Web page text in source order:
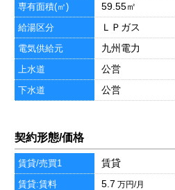
専有面積(㎡) 59.55㎡
給湯区分 ＬＰガス
電気供給元 九州電力
上水道 公営
下水道 公営
契約形態/価格
賃貸/売買1 賃貸
賃貸:賃料 5.7 万円/月